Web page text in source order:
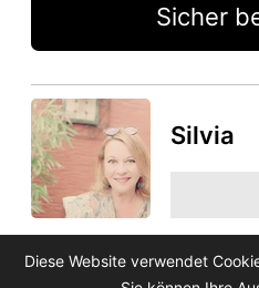
Sicher
Silvia
Diese Website verwendet